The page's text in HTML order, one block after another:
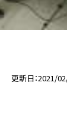
更新日 2021/